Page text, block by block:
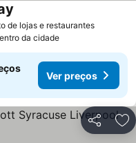
de lojas e restaurantes
da cidade
Ver preços
Partilhar